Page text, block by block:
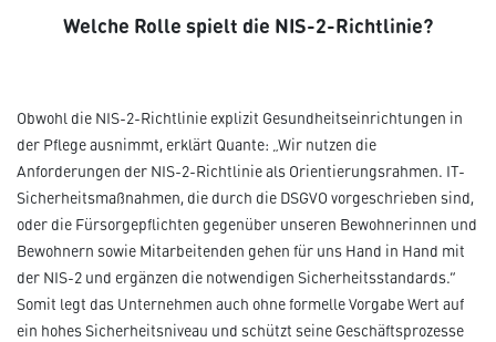
Welche Rolle spielt die NIS-2-Richtlinie?
Obwohl die NIS-2-Richtlinie explizit Gesundheitseinrichtungen in
der Pflege ausnimmt, erklärt Quante: „Wir nutzen die
Anforderungen der NIS-2-Richtlinie als Orientierungsrahmen. IT-
Sicherheitsmaßnahmen, die durch die DSGVO vorgeschrieben sind,
oder die Fürsorgepflichten gegenüber unseren Bewohnerinnen und
Bewohnern sowie Mitarbeitenden gehen für uns Hand in Hand mit
der NIS-2 und ergänzen die notwendigen Sicherheitsstandards.“
Somit legt das Unternehmen auch ohne formelle Vorgabe Wert auf
ein hohes Sicherheitsniveau und schützt seine Geschäftsprozesse